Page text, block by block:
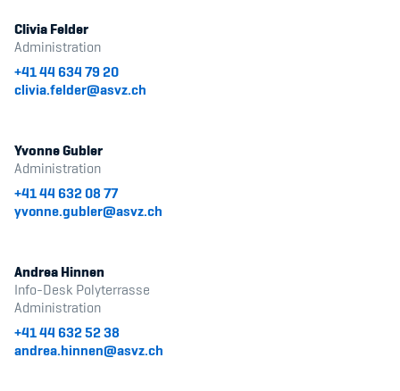
Clivia Felder
Administration
+41 44 634 79 20
clivia.felder@asvz.ch
Yvonne Gubler
Administration
+41 44 632 08 77
yvonne.gubler@asvz.ch
Andrea Hinnen
Info-Desk Polyterrasse
Administration
+41 44 632 52 38
andrea.hinnen@asvz.ch